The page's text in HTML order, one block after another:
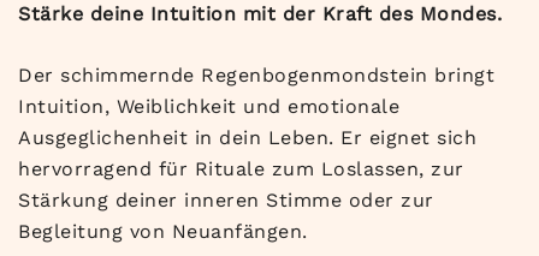
Stärke deine Intuition mit der Kraft des Mondes.
Der schimmernde Regenbogenmondstein bringt
Intuition, Weiblichkeit und emotionale
Ausgeglichenheit in dein Leben. Er eignet sich
hervorragend für Rituale zum Loslassen, zur
Stärkung deiner inneren Stimme oder zur
Begleitung von Neuanfängen.